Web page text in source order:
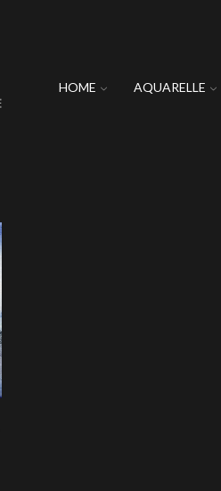
HOME AQUARELLE